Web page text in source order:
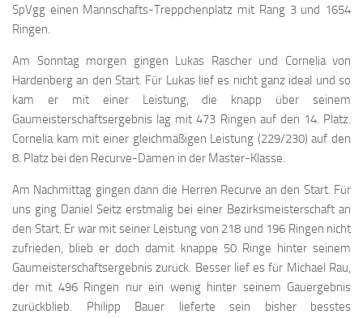
SpVgg einen Mannschafts-Treppchenplatz mit Rang 3 und 1654
Ringen.
Am Sonntag morgen gingen Lukas Rascher und Cornelia von
Hardenberg an den Start. Für Lukas lief es nicht ganz ideal und so
kam er mit einer Leistung, die knapp über seinem
Gaumeisterschaftsergebnis lag mit 473 Ringen auf den 14. Platz.
Cornelia kam mit einer gleichmäßigen Leistung (229/230) auf den
8. Platz bei den Recurve-Damen in der Master-Klasse.
Am Nachmittag gingen dann die Herren Recurve an den Start. Für
uns ging Daniel Seitz erstmalig bei einer Bezirksmeisterschaft an
den Start. Er war mit seiner Leistung von 218 und 196 Ringen nicht
zufrieden, blieb er doch damit knappe 50 Ringe hinter seinem
Gaumeisterschaftsergebnis zurück. Besser lief es für Michael Rau,
der mit 496 Ringen nur ein wenig hinter seinem Gauergebnis
zurückblieb. Philipp Bauer lieferte sein bisher besstes